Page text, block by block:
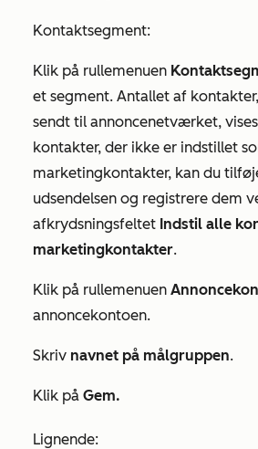
Kontaktsegment:
Klik på rullemenuen
et segment. Antallet af
sendt til annoncenetværket,
kontakter, der ikke er indstillet
marketingkontakter, kan du
udsendelsen og registrere dem
afkrydsningsfeltet Indstil alle
marketingkontakter.
Klik på rullemenuen
annoncekontoen.
Skriv navnet på målgruppen.
Klik på Gem.
Lignende: